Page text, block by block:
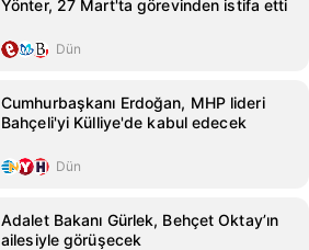
Yönter, 27 Mart'ta görevinden istifa etti
Dün
Cumhurbaşkanı Erdoğan, MHP lideri
Bahçeli'yi Külliye'de kabul edecek
Dün
Adalet Bakanı Gürlek, Behçet Oktay’ın
ailesiyle görüşecek